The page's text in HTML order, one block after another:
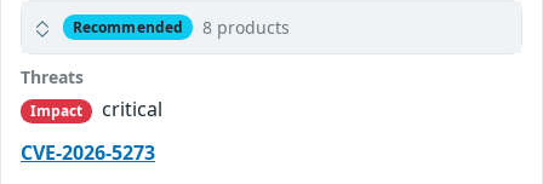
Recommended 8 products
Threats
Impact
critical
CVE-2026-5273